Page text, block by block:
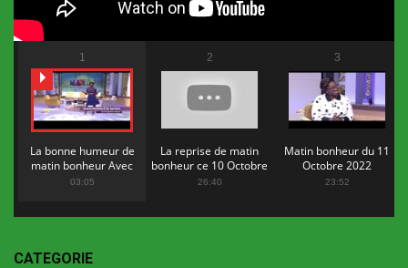
1
La bonne humeur de
matin bonheur Avec
Flopy Mendosa
03:05
2
La reprise de matin
bonheur ce 10 Octobre
2022
26:40
3
Matin bonheur du 11
Octobre 2022
23:52
CATEGORIE